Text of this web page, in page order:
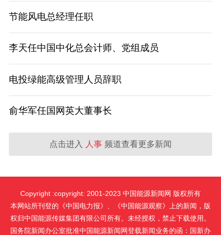
节能风电总经理任职
李天任中国中化总会计师、党组成员
电投绿能高级管理人员辞职
俞华军任国网英大董事长
点击进入 人事 频道查看更多新闻
Copyright :copyright: 2001-2023 中国能源新闻网 版权所有
本网站所刊登的《中国电力报》、《中国能源观察》上的新闻，版
权归中国能源传媒集团有限公司所有。未经授权，禁止下载使用。
国务院新闻办公室批准中国能源新闻网登载新闻业务的函：国新办